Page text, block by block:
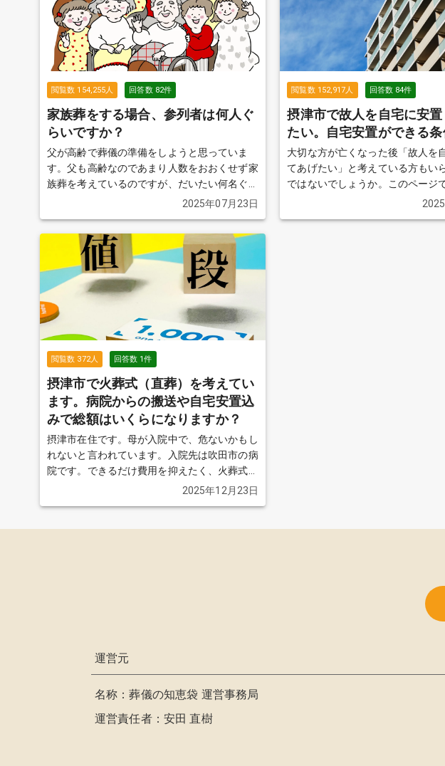
じなので、一日葬（通夜なしの葬
名はいかないと思うのですが、通
失礼になっていまうのでしょうか
る
閲覧数 154,255人 回答数 82件
家族葬をする場合、参列者は何人ぐ
らいですか？
父が高齢で葬儀の準備をしようと思っていま
す。父も高齢なのであまり人数をおおくせず家
族葬を考えているのですが、だいたい何名ぐら
続きを見る
2025年07月23日
閲覧数 152,917人 回答数 84件
摂津市で故人を自宅に安
たい。自宅安置ができる条
大切な方が亡くなった後「故人を
てあげたい」と考えている方もい
ではないでしょうか。このページ
自宅安置ができるかどうかの基準
閲覧数 372人 回答数 1件
摂津市で火葬式（直葬）を考えてい
ます。病院からの搬送や自宅安置込
みで総額はいくらになりますか？
摂津市在住です。母が入院中で、危ないかもし
れないと言われています。入院先は吹田市の病
院です。できるだけ費用を抑えたく、火葬式
（直葬）を希望しています。病院からのお迎え
2025年12月23日
運営元
名称：葬儀の知恵袋 運営事務局
運営責任者：安田 直樹